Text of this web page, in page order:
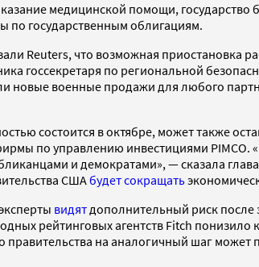
медицинской помощи,
по государственным облигациям.
Reuters, что возможная приостановка
госсекретаря по региональной
новые военные продажи для любого
состоится в октябре, может также
по управлению инвестициями PIMCO.
и демократами», — сказала
СШАбудет сокращать
видятдополнительный риск после
рейтинговых агентств Fitch
на аналогичный шаг может